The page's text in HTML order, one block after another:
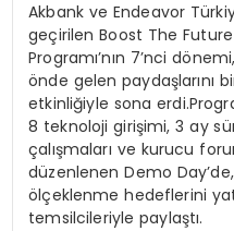
Akbank ve Endeavor
geçirilen Boost The Future
Programı’nın 7’nci
önde gelen paydaşlarını
etkinliğiyle sona
8 teknoloji girişimi, 3 ay
çalışmaları ve kurucu
düzenlenen Demo
ölçeklenme hedeflerini
temsilcileriyle paylaştı.